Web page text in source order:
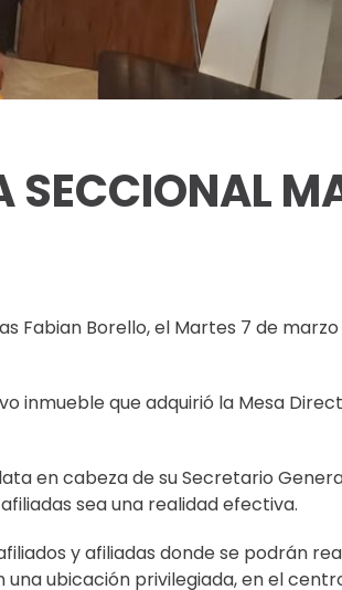
SECCIONAL
Fabian Borello, el Martes 7 de marzo
inmueble que adquirió la Mesa
en cabeza de su Secretario
sea una realidad efectiva.
y afiliadas donde se podrán
ubicación privilegiada, en el